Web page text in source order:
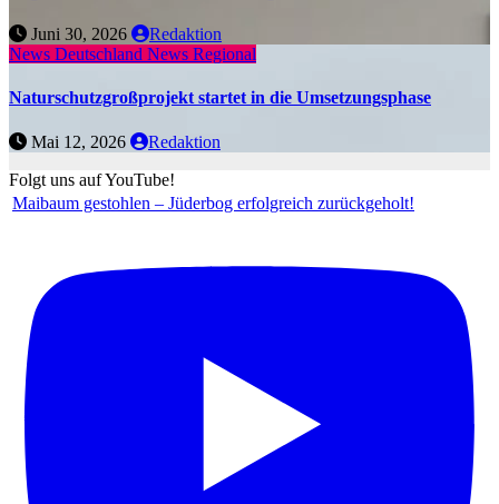
Juni 30, 2026
Redaktion
News Deutschland News Regional
Naturschutzgroßprojekt startet in die Umsetzungsphase
Mai 12, 2026
Redaktion
Folgt uns auf YouTube!
Maibaum gestohlen – Jüderbog erfolgreich zurückgeholt!